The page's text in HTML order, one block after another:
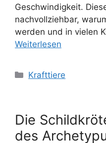
Geschwindigkeit.
nachvollziehbar,
werden und in vielen
Weiterlesen
Kategorien
Krafttiere
Die
des